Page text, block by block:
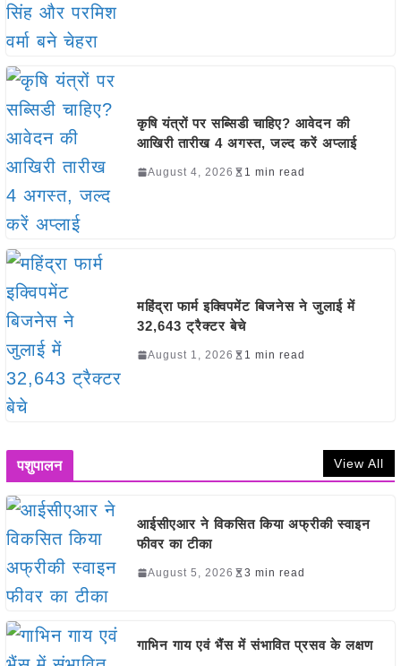
कृषि यंत्रों पर सब्सिडी चाहिए? आवेदन की
आखिरी तारीख 4 अगस्त, जल्द करें अप्लाई
August 4, 2026 1 min read
महिंद्रा फार्म इक्विपमेंट बिजनेस ने जुलाई में
32,643 ट्रैक्टर बेचे
August 1, 2026 1 min read
पशुपालन View All
आईसीएआर ने विकसित किया अफ्रीकी स्वाइन
फीवर का टीका
August 5, 2026 3 min read
गाभिन गाय एवं भैंस में संभावित प्रसव के लक्षण